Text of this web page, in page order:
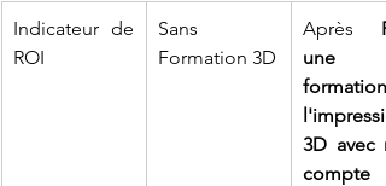
Indicateur de
ROI
Sans
Formation 3D
Après
une
3D avec
compte